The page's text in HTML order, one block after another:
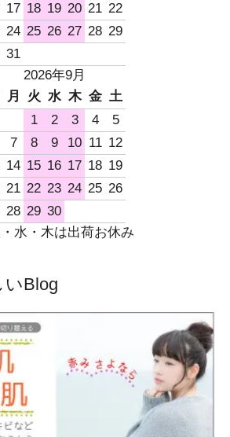
17 18 19 20 21 22
24 25 26 27 28 29
31
2026年9月
月 火 水 木 金 土
1
2 3 4
5
7 8 9 10 11 12
14 15 16 17 18 19
21 22 23 24 25 26
28 29 30
水・木は出荷お休み
Blog